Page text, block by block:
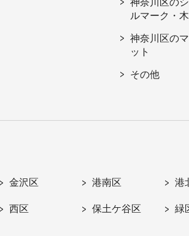
神奈川区の
ルマーク・
神奈川区の
ット
その他
金沢区 港南区 港
西区 保土ケ谷区 緑